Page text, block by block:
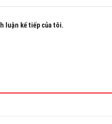
luận kế tiếp của tôi.